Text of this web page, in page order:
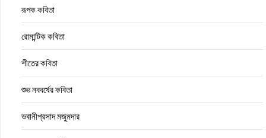
রূপক কবিতা
রোমান্টিক কবিতা
শীতের কবিতা
শুভ নববর্ষের কবিতা
ভবানীপ্রসাদ মজুমদার